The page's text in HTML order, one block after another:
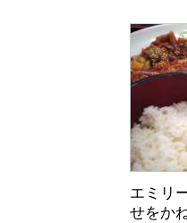
エミリ
せをか